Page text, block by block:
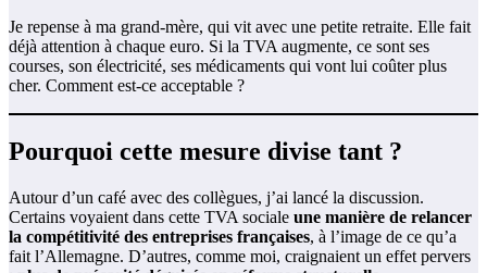
Je repense à ma grand-mère, qui vit avec une petite retraite. Elle fait
déjà attention à chaque euro. Si la TVA augmente, ce sont ses
courses, son électricité, ses médicaments qui vont lui coûter plus
cher. Comment est-ce acceptable ?
Pourquoi cette mesure divise tant ?
Autour d’un café avec des collègues, j’ai lancé la discussion.
Certains voyaient dans cette TVA sociale une manière de relancer
la compétitivité des entreprises françaises, à l’image de ce qu’a
fait l’Allemagne. D’autres, comme moi, craignaient un effet pervers